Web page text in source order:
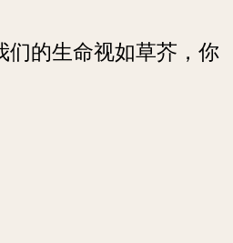
的生命视如草芥，你